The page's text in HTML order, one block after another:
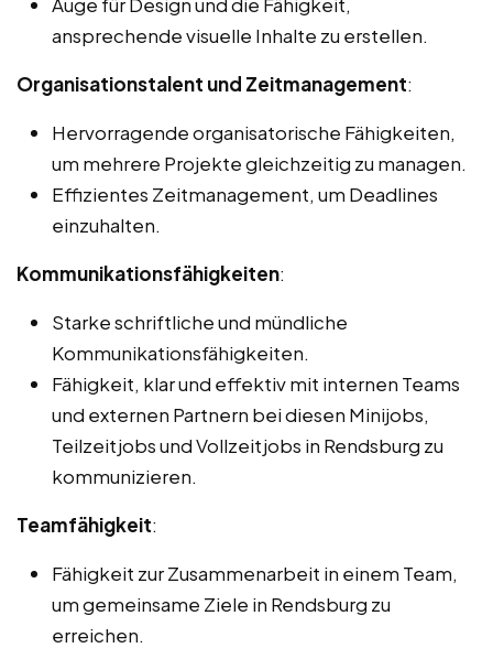
ansprechende visuelle Inhalte zu erstellen.
Organisationstalent und Zeitmanagement:
Hervorragende organisatorische Fähigkeiten,
um mehrere Projekte gleichzeitig zu managen.
Effizientes Zeitmanagement, um Deadlines
einzuhalten.
Kommunikationsfähigkeiten:
Starke schriftliche und mündliche
Kommunikationsfähigkeiten.
Fähigkeit, klar und effektiv mit internen Teams
und externen Partnern bei diesen Minijobs,
Teilzeitjobs und Vollzeitjobs in Rendsburg zu
kommunizieren.
Teamfähigkeit:
Fähigkeit zur Zusammenarbeit in einem Team,
um gemeinsame Ziele in Rendsburg zu
erreichen.